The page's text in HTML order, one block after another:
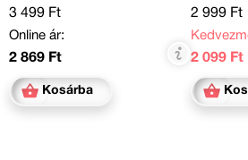
3 499 Ft
Online ár:
2 869 Ft
Kosárba
2 999 Ft
2 099 Ft